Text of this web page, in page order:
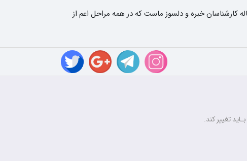
کارشناسان خبره و دلسوز ماست که در همه مراحل اعم از
تغییر کند.